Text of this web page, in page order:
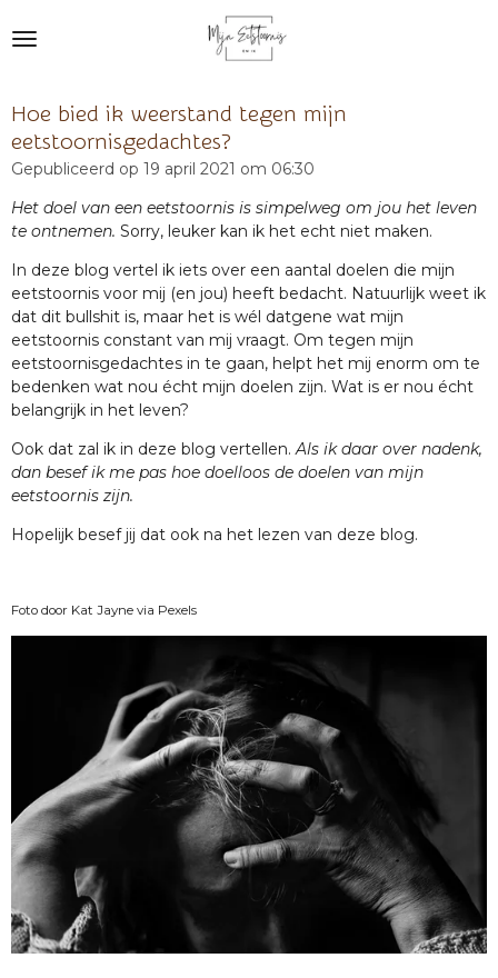
direct
hoofdinhoud
Hoe bied ik weerstand tegen mijn
eetstoornisgedachtes?
Gepubliceerd op 19 april 2021 om 06:30
Het doel van een eetstoornis is simpelweg om jou het leven
te ontnemen. Sorry, leuker kan ik het echt niet maken.
In deze blog vertel ik iets over een aantal doelen die mijn
eetstoornis voor mij (en jou) heeft bedacht. Natuurlijk weet ik
dat dit bullshit is, maar het is wél datgene wat mijn
eetstoornis constant van mij vraagt. Om tegen mijn
eetstoornisgedachtes in te gaan, helpt het mij enorm om te
bedenken wat nou écht mijn doelen zijn. Wat is er nou écht
belangrijk in het leven?
Ook dat zal ik in deze blog vertellen.Als ik daar over nadenk,
dan besef ik me pas hoe doelloos de doelen van mijn
eetstoornis zijn.
Hopelijk besef jij dat ook na het lezen van deze blog.
Foto door Kat Jayne via Pexels